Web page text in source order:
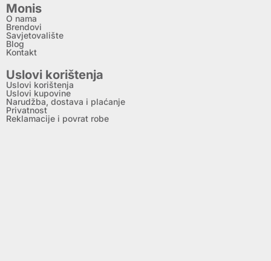
Monis
O nama
Brendovi
Savjetovalište
Blog
Kontakt
Uslovi korištenja
Uslovi korištenja
Uslovi kupovine
Narudžba, dostava i plaćanje
Privatnost
Reklamacije i povrat robe